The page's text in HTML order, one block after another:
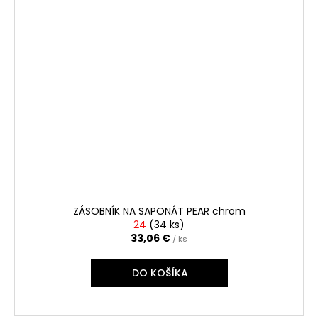
ZÁSOBNÍK NA SAPONÁT PEAR chrom
24 (34 ks)
33,06 € / ks
DO KOŠÍKA